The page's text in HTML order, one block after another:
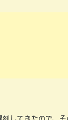
してきたので、